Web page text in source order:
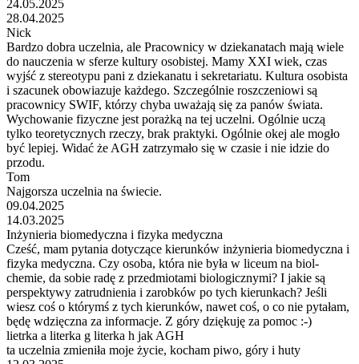
24.05.2025
28.04.2025
Nick
Bardzo dobra uczelnia, ale Pracownicy w dziekanatach mają wiele
do nauczenia w sferze kultury osobistej. Mamy XXI wiek, czas
wyjść z stereotypu pani z dziekanatu i sekretariatu. Kultura osobista
i szacunek obowiazuje każdego. Szczególnie roszczeniowi są
pracownicy SWIF, którzy chyba uważają się za panów świata.
Wychowanie fizyczne jest porażką na tej uczelni. Ogólnie uczą
tylko teoretycznych rzeczy, brak praktyki. Ogólnie okej ale mogło
być lepiej. Widać że AGH zatrzymało się w czasie i nie idzie do
przodu.
Tom
Najgorsza uczelnia na świecie.
09.04.2025
14.03.2025
Inżynieria biomedyczna i fizyka medyczna
Cześć, mam pytania dotyczące kierunków inżynieria biomedyczna i
fizyka medyczna. Czy osoba, która nie była w liceum na biol-
chemie, da sobie radę z przedmiotami biologicznymi? I jakie są
perspektywy zatrudnienia i zarobków po tych kierunkach? Jeśli
wiesz coś o którymś z tych kierunków, nawet coś, o co nie pytałam,
będę wdzięczna za informacje. Z góry dziękuję za pomoc :-)
lietrka a literka g literka h jak AGH
ta uczelnia zmieniła moje życie, kocham piwo, góry i huty